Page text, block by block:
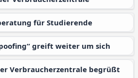
für Studierende
greift weiter um sich